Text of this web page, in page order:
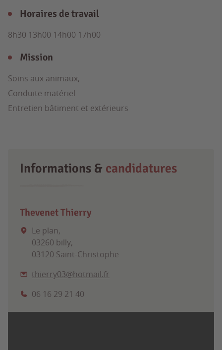
Horaires de travail
8h30 13h00 14h00 17h00
Mission
Soins aux animaux,
Conduite matériel
Entretien bâtiment et extérieurs
Informations & candidatures
Thevenet Thierry
Le plan,
03260 billy,
03120 Saint-Christophe
thierry03@hotmail.fr
06 16 29 21 40